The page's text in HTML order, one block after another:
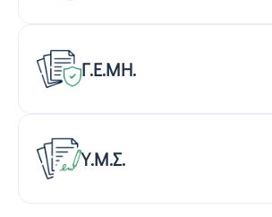
Γ.Ε.ΜΗ.
Υ.Μ.Σ.